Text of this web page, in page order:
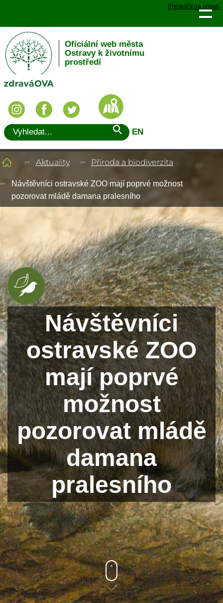
Přeskočit na obsah
Oficiální web města
Ostravy k životnímu
prostředí
EN
Aktuality Příroda a biodiverzita
Návštěvníci ostravské ZOO mají poprvé možnost
pozorovat mládě damana pralesního
Návštěvníci
ostravské ZOO
mají poprvé
možnost
pozorovat mládě
damana
pralesního